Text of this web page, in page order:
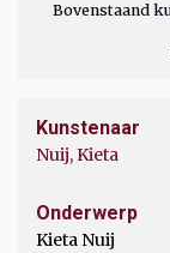
Bovenstaand
Kunstenaar
Nuij, Kieta
Onderwerp
Kieta Nuij